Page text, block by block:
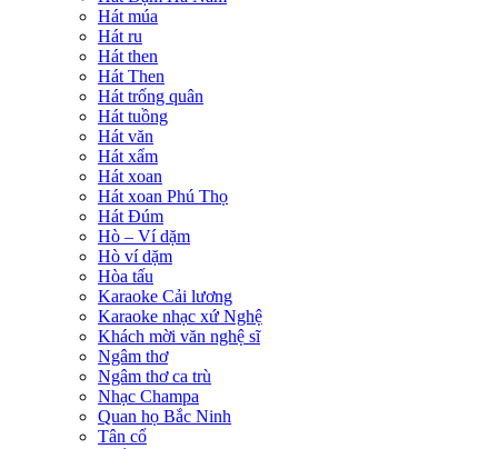
Hát múa
Hát ru
Hát then
Hát Then
Hát trống quân
Hát tuồng
Hát văn
Hát xẩm
Hát xoan
Hát xoan Phú Thọ
Hát Đúm
Hò – Ví dặm
Hò ví dặm
Hòa tấu
Karaoke Cải lương
Karaoke nhạc xứ Nghệ
Khách mời văn nghệ sĩ
Ngâm thơ
Ngâm thơ ca trù
Nhạc Champa
Quan họ Bắc Ninh
Tân cổ